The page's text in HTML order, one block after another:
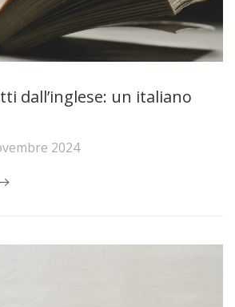
dall’inglese: un italiano
2024